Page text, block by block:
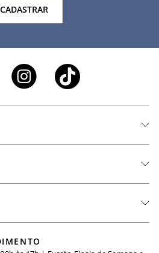
CADASTRAR